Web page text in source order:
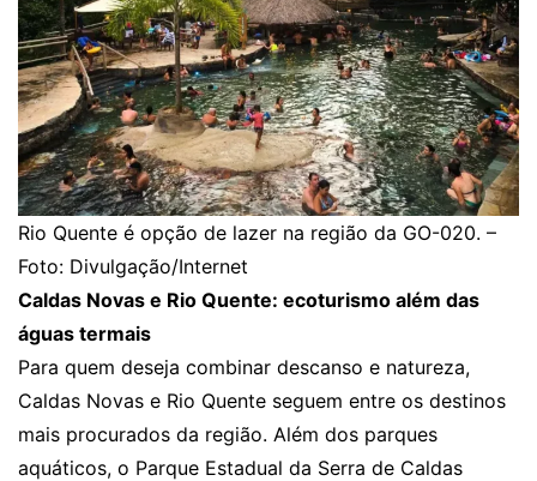
Rio Quente é opção de lazer na região da GO-020. –
Foto: Divulgação/Internet
Caldas Novas e Rio Quente: ecoturismo além das
águas termais
Para quem deseja combinar descanso e natureza,
Caldas Novas e Rio Quente seguem entre os destinos
mais procurados da região. Além dos parques
aquáticos, o Parque Estadual da Serra de Caldas